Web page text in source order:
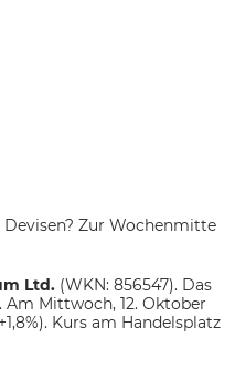
Zur Wochenmitte
Ltd. (WKN: 856547). Das
Am Mittwoch, 12. Oktober
Kurs am Handelsplatz